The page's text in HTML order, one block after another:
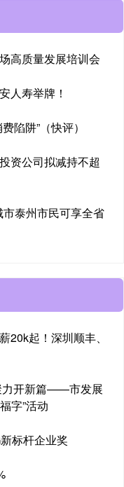
高质量发展培训会
人寿举牌！
陷阱”（快评）
资公司拟减持不超
市泰州市民可享全省
20k起！深圳顺丰、
力开新篇——市发展
字”活动
标杆企业奖